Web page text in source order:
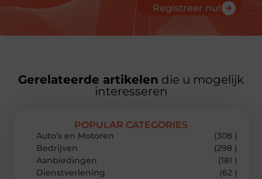
Registreer nu!
Gerelateerde artikelen die u mogelijk
interesseren
POPULAR CATEGORIES
Auto’s en Motoren
(308 )
Bedrijven
(298 )
Aanbiedingen
(181 )
Dienstverlening
(62 )